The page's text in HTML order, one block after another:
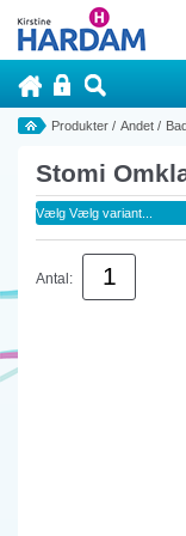
Produkter / Andet /
Stomi
Antal: